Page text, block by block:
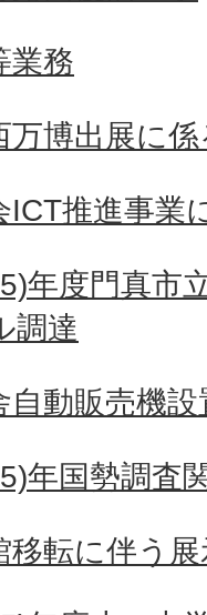
業務
万博出展に
ICT推進事業
年度門真市
調達
自動販売機
年国勢調査
移転に伴う